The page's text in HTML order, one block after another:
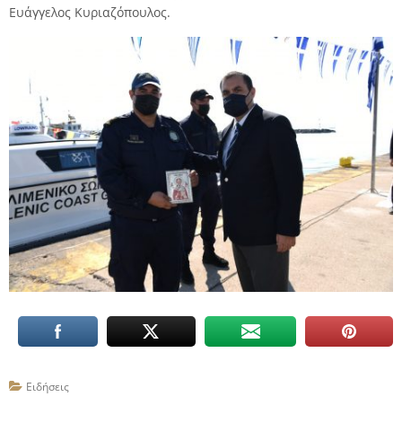
Ευάγγελος Κυριαζόπουλος.
Ειδήσεις